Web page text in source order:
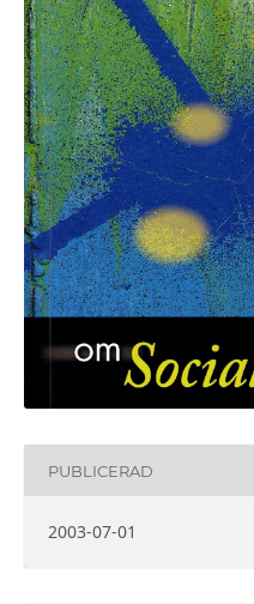
PUBLICERAD
2003-07-01